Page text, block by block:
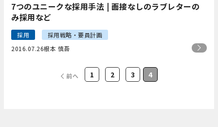
7つのユニークな採用手法 | 面接なしのラブレターの
み採用など
採用
採用戦略・要員計画
2016.07.26根本 慎吾
前へ 1 2 3 4